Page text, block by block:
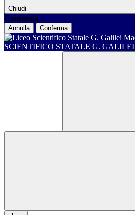
Chiudi
Conferma
Annulla Conferma
SCIENTIFICO STATALE G. GALILEI